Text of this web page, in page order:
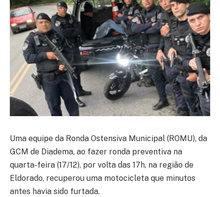
Uma equipe da Ronda Ostensiva Municipal (ROMU), da
GCM de Diadema, ao fazer ronda preventiva na
quarta-feira (17/12), por volta das 17h, na região de
Eldorado, recuperou uma motocicleta que minutos
antes havia sido furtada.